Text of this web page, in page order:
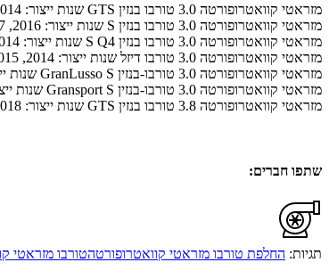
מזראטי קוואטרופורטה 3.0 טורבו בנזין GTS שנות ייצור: 2014, 2015, 2016, 2017
מזראטי קוואטרופורטה 3.0 טורבו בנזין S שנות ייצור: 2016, 2017
מזראטי קוואטרופורטה 3.0 טורבו בנזין S Q4 שנות ייצור: 2014, 2015, 2016, 2017
מזראטי קוואטרופורטה 3.0 טורבו דיזל שנות ייצור: 2014, 2015, 2016, 2017
מזראטי קוואטרופורטה 3.0 טורבו-בנזין GranLusso S שנות ייצור: 2018, 2019, 2020
מזראטי קוואטרופורטה 3.0 טורבו-בנזין Gransport S שנות ייצור: 2018, 2019, 2020
מזראטי קוואטרופורטה 3.8 טורבו בנזין GTS שנות ייצור: 2018, 2019, 2020
שתפו חברים:
תגיות: החלפת טורבו מזראטי קוואטרופורטהטורבו מזראטי